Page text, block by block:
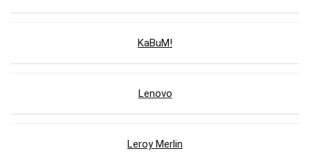
KaBuM!
Lenovo
Leroy Merlin